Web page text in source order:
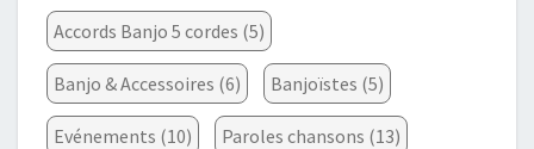
Accords Banjo 5 cordes (5)
Banjo & Accessoires (6) Banjoïstes (5)
Evénements (10) Paroles chansons (13)